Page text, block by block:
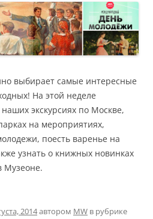
выбирает самые интересные
На этой неделе
экскурсиях по Москве,
на мероприятиях,
поесть варенье на
узнать о книжных новинках
Музеоне.
2014автором MW в рубрике